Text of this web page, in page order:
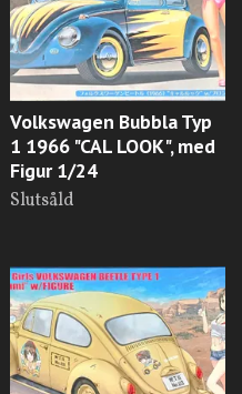
Volkswagen Bubbla Typ
1 1966 "CAL LOOK", med
Figur 1/24
Slutsåld